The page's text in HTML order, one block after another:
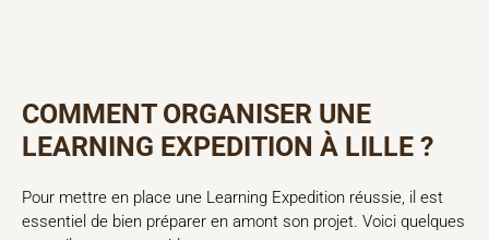
COMMENT ORGANISER UNE
LEARNING EXPEDITION À LILLE ?
Pour mettre en place une Learning Expedition réussie, il est
essentiel de bien préparer en amont son projet. Voici quelques